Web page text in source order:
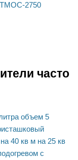
2750
часто
объем 5
на 40 кв м на 25 кв
с